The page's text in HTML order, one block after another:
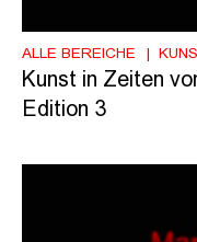
ALLE BEREICHE
Kunst in Zeiten
Edition 3